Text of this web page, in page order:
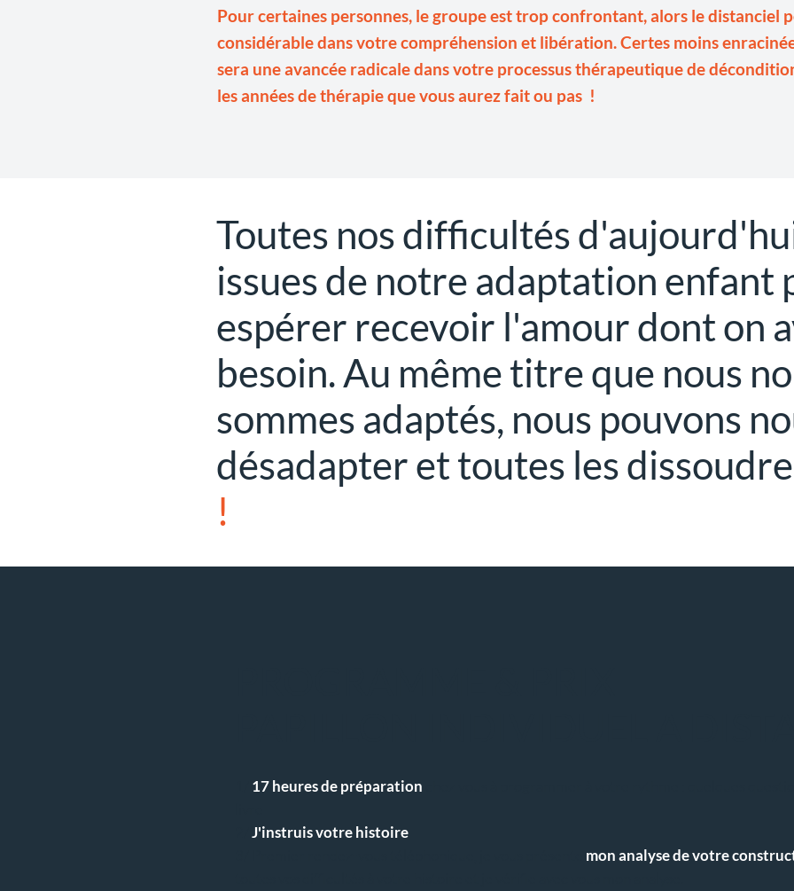
Pour certaines personnes, le groupe est trop confrontant, alors le distanciel
considérable dans votre compréhension et libération. Certes moins
sera une avancée radicale dans votre processus thérapeutique de
les années de thérapie que vous aurez fait ou pas !
Toutes nos difficultés
issues de notre adaptation enfant
espérer recevoir l'amour dont on
besoin. Au même titre que nous
sommes adaptés, nous pouvons
désadapter et toutes les
!
17 heures de préparation
J'instruis votre histoire
mon analyse de votre